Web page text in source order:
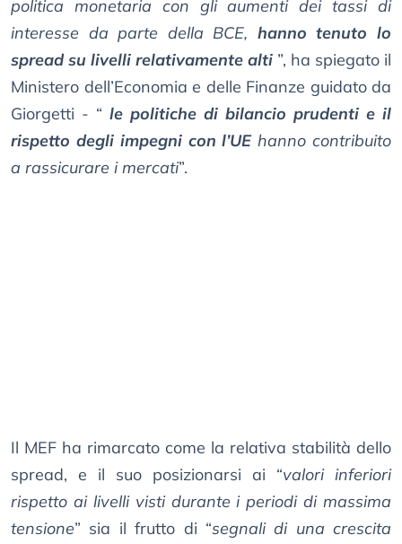
politica monetaria con gli aumenti dei tassi di
interesse da parte della BCE, hanno tenuto lo
spread su livelli relativamente alti ”, ha spiegato il
Ministero dell’Economia e delle Finanze guidato da
Giorgetti - “ le politiche di bilancio prudenti e il
rispetto degli impegni con l’UEhanno contribuito
a rassicurare i mercati”.
Il MEF ha rimarcato come la relativa stabilità dello
spread, e il suo posizionarsi ai “valori inferiori
rispetto ai livelli visti durante i periodi di massima
tensione” sia il frutto di “segnali di una crescita